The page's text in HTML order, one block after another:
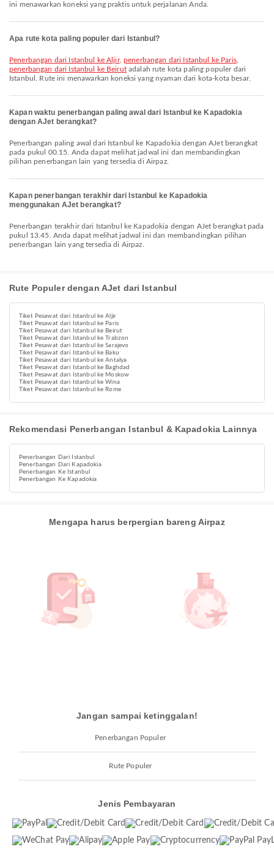
ini menawarkan koneksi yang praktis untuk perjalanan Anda.
Apa rute kota paling populer dari Istanbul?
penerbangan dari Istanbul ke Aljir,penerbangan dari Istanbul ke Paris,
penerbangan dari Istanbul ke Beirutadalah rute kota paling populer dari
Istanbul. Rute ini menawarkan koneksi yang nyaman dari kota-kota besar.
Kapan waktu penerbangan paling awal dari Istanbul ke Kapadokia
dengan AJet berangkat?
Penerbangan paling awal dari Istanbul ke Kapadokia dengan AJet berangkat
pada pukul 00.15. Anda dapat melihat jadwal ini dan membandingkan
pilihan penerbangan lain yang tersedia di Airpaz.
Kapan penerbangan terakhir dari Istanbul ke Kapadokia
menggunakan AJet berangkat?
Penerbangan terakhir dari Istanbul ke Kapadokia dengan AJet berangkat pada
pukul 13.45. Anda dapat melihat jadwal ini dan membandingkan pilihan
penerbangan lain yang tersedia di Airpaz.
Rute Populer dengan AJet dari Istanbul
Tiket Pesawat dari Istanbul ke Aljir
Tiket Pesawat dari Istanbul ke Paris
Tiket Pesawat dari Istanbul ke Beirut
Tiket Pesawat dari Istanbul ke Trabzon
Tiket Pesawat dari Istanbul ke Sarajevo
Tiket Pesawat dari Istanbul ke Baku
Tiket Pesawat dari Istanbul ke Antalya
Tiket Pesawat dari Istanbul ke Baghdad
Tiket Pesawat dari Istanbul ke Moskow
Tiket Pesawat dari Istanbul ke Wina
Tiket Pesawat dari Istanbul ke Rome
Rekomendasi Penerbangan Istanbul & Kapadokia Lainnya
Penerbangan Dari Istanbul
Penerbangan Dari Kapadokia
Penerbangan Ke Istanbul
Penerbangan Ke Kapadokia
Mengapa harus berpergian bareng Airpaz
Jangan sampai ketinggalan!
Penerbangan Populer
Rute Populer
Jenis Pembayaran